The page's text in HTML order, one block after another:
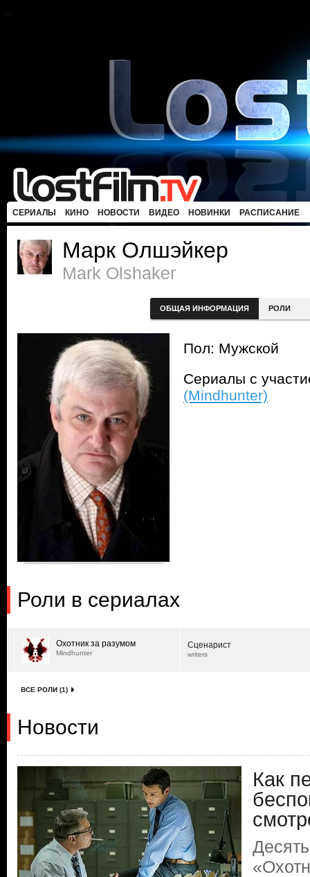
СЕРИАЛЫ КИНО НОВОСТИ ВИДЕО НОВИНКИ РАСПИСАНИЕ
Марк Олшэйкер
Mark Olshaker
ОБЩАЯ ИНФОРМАЦИЯ РОЛИ
Пол: Мужской
Сериалы с
(Mindhunter)
Роли в сериалах
Охотник за разумом
Mindhunter
Сценарист
writers
ВСЕ РОЛИ (1)
Новости
Как